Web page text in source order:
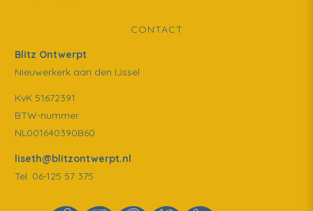
CONTACT
Blitz Ontwerpt
Nieuwerkerk aan den IJssel
KvK 51672391
BTW-nummer
NL001640390B60
liseth@blitzontwerpt.nl
Tel. 06-125 57 375